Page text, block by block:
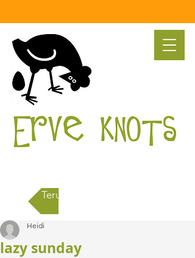
Terug naar alle berichten
lazy sunday
Heidi